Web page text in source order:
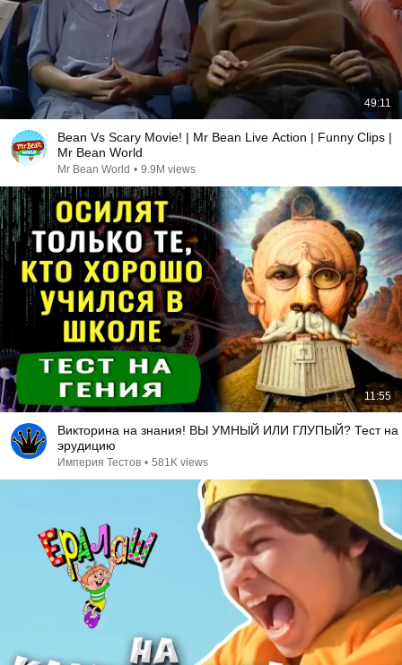
49:11
Bean Vs Scary Movie! | Mr Bean Live Action | Funny Clips |
Mr Bean World
Mr Bean World • 9.9M views
11:55
Викторина на знания! ВЫ УМНЫЙ ИЛИ ГЛУПЫЙ? Тест на
эрудицию
Империя Тестов • 581K views